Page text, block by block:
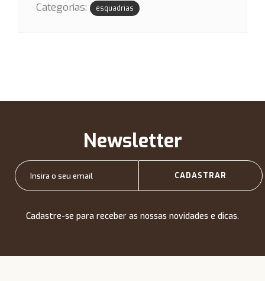
Categorias: esquadrias
Newsletter
Cadastre-se para receber as nossas novidades e dicas.